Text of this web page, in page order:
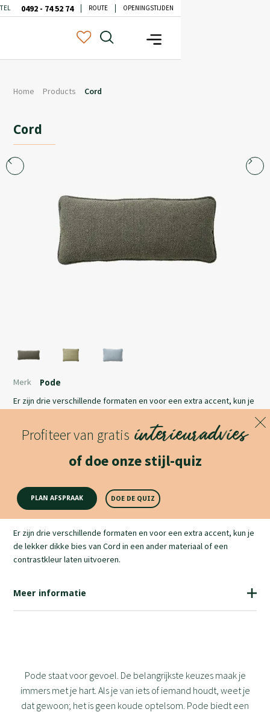
TEL 0492 - 74 52 74 ROUTE OPENINGSTIJDEN
Home Products Cord
Cord
Er zijn drie verschillende formaten en voor een extra accent, kun je
contrastkleur laten uitvoeren.
Lees meer
Merk Pode
Profiteer van gratis interieuradvies
of doe onze stijl-quiz
PLAN AFSPRAAK DOE DE QUIZ
Productomschrijving
Er zijn drie verschillende formaten en voor een extra accent, kun je
de lekker dikke bies van Cord in een ander materiaal of een
contrastkleur laten uitvoeren.
Meer informatie
Pode staat voor gevoel. De belangrijkste keuzes maak je
immers met je hart. Als je van iets of iemand houdt, weet je
dat gewoon; het is geen koude optelsom. Pode biedt een